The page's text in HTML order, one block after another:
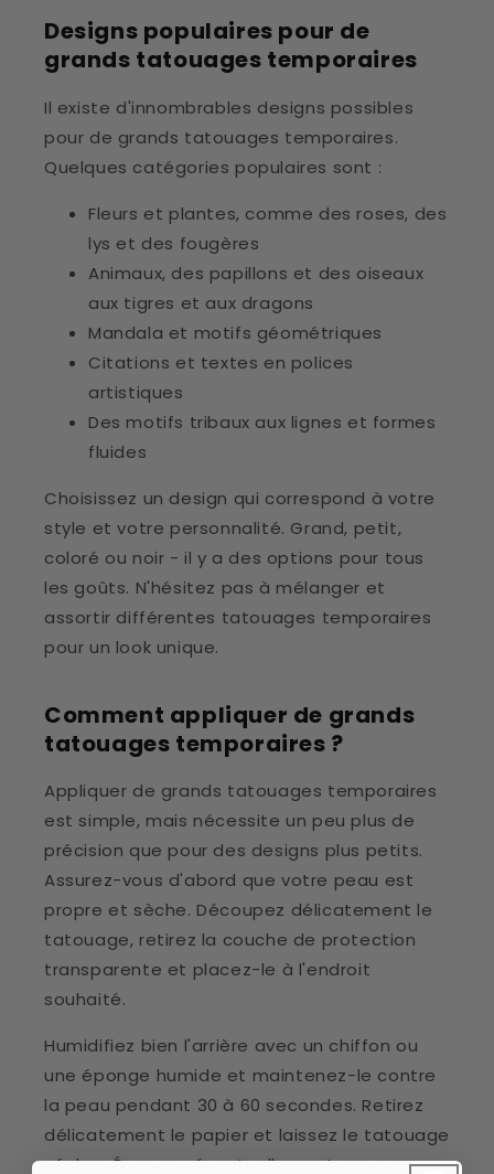
Designs populaires pour de
grands tatouages temporaires
Il existe d'innombrables designs possibles
pour de grands tatouages temporaires.
Quelques catégories populaires sont :
Fleurs et plantes, comme des roses, des
lys et des fougères
Animaux, des papillons et des oiseaux
aux tigres et aux dragons
Mandala et motifs géométriques
Citations et textes en polices
artistiques
Des motifs tribaux aux lignes et formes
fluides
Choisissez un design qui correspond à votre
style et votre personnalité. Grand, petit,
coloré ou noir - il y a des options pour tous
les goûts. N'hésitez pas à mélanger et
assortir différentes tatouages temporaires
pour un look unique.
Comment appliquer de grands
tatouages temporaires ?
Appliquer de grands tatouages temporaires
est simple, mais nécessite un peu plus de
précision que pour des designs plus petits.
Assurez-vous d'abord que votre peau est
propre et sèche. Découpez délicatement le
tatouage, retirez la couche de protection
transparente et placez-le à l'endroit
souhaité.
Humidifiez bien l'arrière avec un chiffon ou
une éponge humide et maintenez-le contre
la peau pendant 30 à 60 secondes. Retirez
délicatement le papier et laissez le tatouage
sécher. Épongez éventuellement avec une